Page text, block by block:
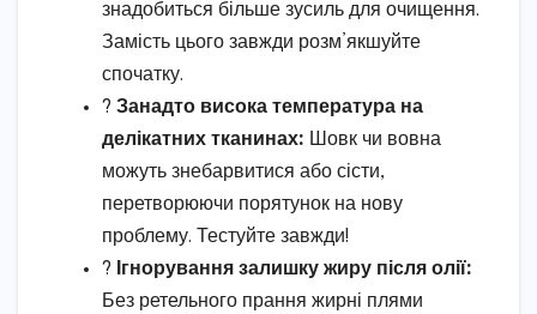
знадобиться більше зусиль для очищення.
Замість цього завжди розм’якшуйте
спочатку.
? Занадто висока температура на
делікатних тканинах: Шовк чи вовна
можуть знебарвитися або сісти,
перетворюючи порятунок на нову
проблему. Тестуйте завжди!
? Ігнорування залишку жиру після олії:
Без ретельного прання жирні плями